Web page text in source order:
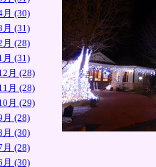
月 (30)
月 (31)
月 (28)
月 (31)
月 (28)
月 (28)
月 (29)
月 (28)
月 (30)
月 (28)
月 (30)